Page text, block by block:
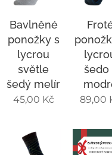
Bavlněné
ponožky s
lycrou
světle
šedý melír
45,00 Kč
šedo
89,00